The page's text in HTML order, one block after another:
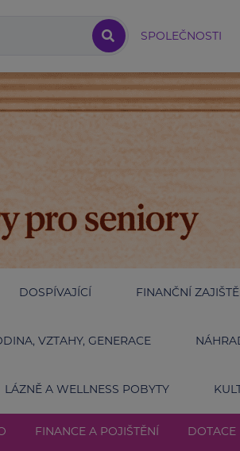
SPOLEČNOSTI
DOSPÍVAJÍCÍ FINANČNÍ
VZTAHY, GENERACE
LÁZNĚ A WELLNESS POBYTY
FINANCE A POJIŠTĚNÍ DOTACE